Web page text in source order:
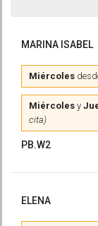
MARINA ISABEL
Miércoles
Miércoles y
cita)
PB.W2
ELENA